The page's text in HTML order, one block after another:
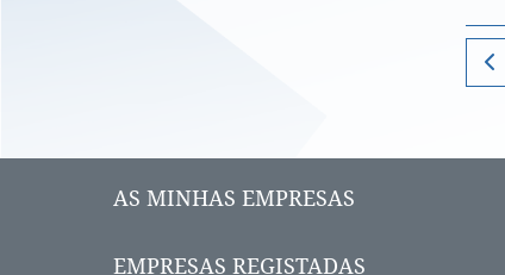
AS MINHAS EMPRESAS
EMPRESAS REGISTADAS